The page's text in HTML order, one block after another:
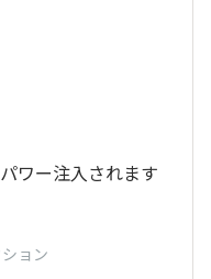
ワー注入されます
ョン